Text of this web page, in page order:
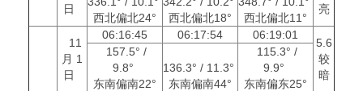
日
亮
西北偏北24°
西北偏北18°
西北偏北11°
11
月 1
日
06:16:45 06:17:54 06:19:01
5.6
较
暗
157.5° /
9.8°
东南偏南22°
136.3° / 11.3°
东南偏南44°
115.3° /
9.9°
东南偏东25°